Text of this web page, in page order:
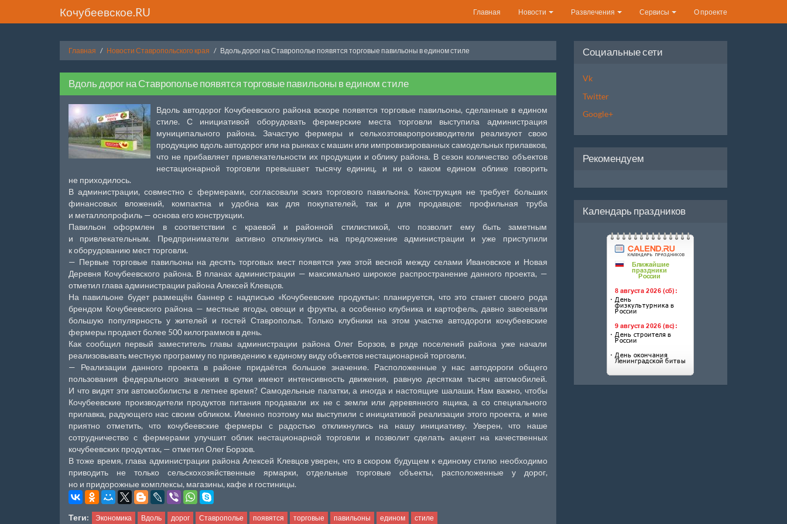
Кочубеевское.RU Главная Новости Развлечения Сервисы О проекте
Главная Новости Ставропольского края Вдоль дорог на Ставрополье появятся торговые павильоны в едином стиле
Вдоль дорог на Ставрополье появятся торговые павильоны в едином стиле
Вдоль автодорог Кочубеевского района вскоре появятся торговые павильоны, сделанные в едином
стиле. С инициативой оборудовать фермерские места торговли выступила администрация
муниципального района. Зачастую фермеры и сельхозтоваропроизводители реализуют свою
продукцию вдоль автодорог или на рынках с машин или импровизированных самодельных прилавков,
что не прибавляет привлекательности их продукции и облику района. В сезон количество объектов
нестационарной торговли превышает тысячу единиц, и ни о каком едином облике говорить
не приходилось.
В администрации, совместно с фермерами, согласовали эскиз торгового павильона. Конструкция не требует больших
финансовых вложений, компактна и удобна как для покупателей, так и для продавцов: профильная труба
и металлопрофиль — основа его конструкции.
Павильон оформлен в соответствии с краевой и районной стилистикой, что позволит ему быть заметным
и привлекательным. Предприниматели активно откликнулись на предложение администрации и уже приступили
к оборудованию мест торговли.
— Первые торговые павильоны на десять торговых мест появятся уже этой весной между селами Ивановское и Новая
Деревня Кочубеевского района. В планах администрации — максимально широкое распространение данного проекта, —
отметил глава администрации района Алексей Клевцов.
На павильоне будет размещён баннер с надписью «Кочубеевские продукты»: планируется, что это станет своего рода
брендом Кочубеевского района — местные ягоды, овощи и фрукты, а особенно клубника и картофель, давно завоевали
большую популярность у жителей и гостей Ставрополья. Только клубники на этом участке автодороги кочубеевские
фермеры продают более 500 килограммов в день.
Как сообщил первый заместитель главы администрации района Олег Борзов, в ряде поселений района уже начали
реализовывать местную программу по приведению к единому виду объектов нестационарной торговли.
— Реализации данного проекта в районе придаётся большое значение. Расположенные у нас автодороги общего
пользования федерального значения в сутки имеют интенсивность движения, равную десяткам тысяч автомобилей.
И что видят эти автомобилисты в летнее время? Самодельные палатки, а иногда и настоящие шалаши. Нам важно, чтобы
Кочубеевские производители продуктов питания продавали их не с земли или деревянного ящика, а со специального
прилавка, радующего нас своим обликом. Именно поэтому мы выступили с инициативой реализации этого проекта, и мне
приятно отметить, что кочубеевские фермеры с радостью откликнулись на нашу инициативу. Уверен, что наше
сотрудничество с фермерами улучшит облик нестационарной торговли и позволит сделать акцент на качественных
кочубеевских продуктах, — отметил Олег Борзов.
В тоже время, глава администрации района Алексей Клевцов уверен, что в скором будущем к единому стилю необходимо
приводить не только сельскохозяйственные ярмарки, отдельные торговые объекты, расположенные у дорог,
но и придорожные комплексы, магазины, кафе и гостиницы.
Теги: Экономика Вдоль дорог Ставрополье появятся торговые павильоны едином стиле
Социальные сети
Vk
Twitter
Google+
Рекомендуем
Календарь праздников